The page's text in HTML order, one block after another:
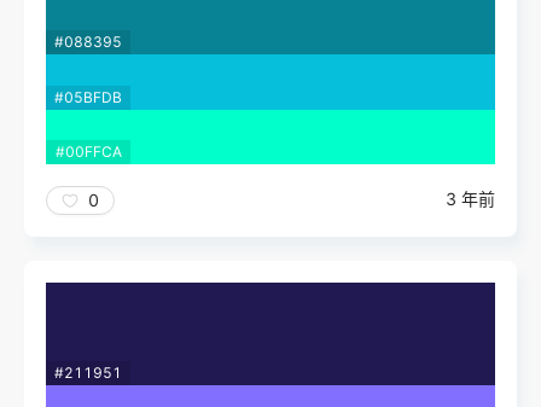
#088395
#05BFDB
#00FFCA
0 3 年前
#211951